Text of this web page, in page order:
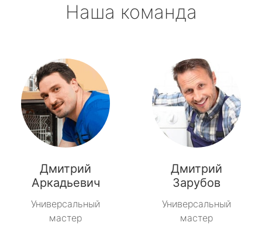
Наша команда
Дмитрий
Аркадьевич
Универсальный
мастер
Дмитрий
Зарубов
Универсальный
мастер